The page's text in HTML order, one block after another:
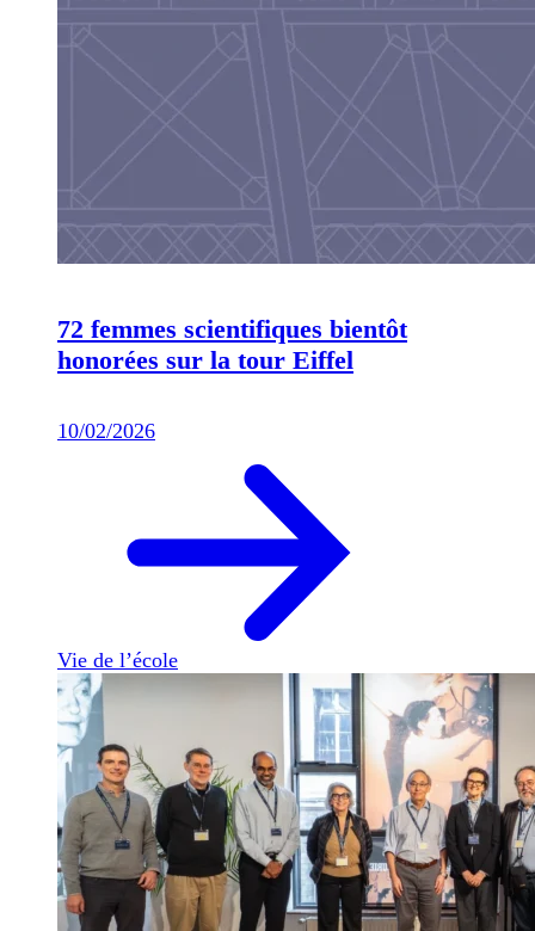
72 femmes scientifiques bientôt
honorées sur la tour Eiffel
10/02/2026
Vie de l’école